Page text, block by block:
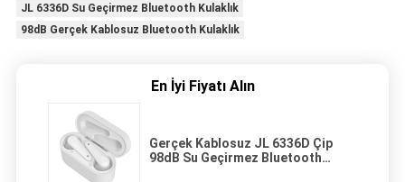
JL 6336D Su Geçirmez Bluetooth Kulaklık
98dB Gerçek Kablosuz Bluetooth Kulaklık
En İyi Fiyatı Alın
Gerçek Kablosuz JL 6336D Çip
98dB Su Geçirmez Bluetooth